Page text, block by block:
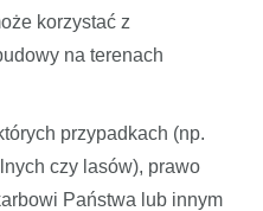
korzystać z
na terenach
przypadkach (np.
czy lasów), prawo
Państwa lub innym